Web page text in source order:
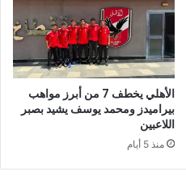
الأهلي يخطف 7 من أبرز مواهب
بيراميدز ومحمد يوسف يشيد بصبر
اللاعبين
منذ 5 أيام